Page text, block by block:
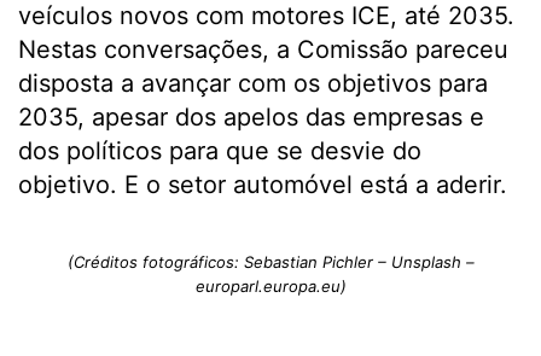
veículos novos com motores ICE, até 2035.
Nestas conversações, a Comissão pareceu
disposta a avançar com os objetivos para
2035, apesar dos apelos das empresas e
dos políticos para que se desvie do
objetivo. E o setor automóvel está a aderir.
(Créditos fotográficos: Sebastian Pichler – Unsplash –
europarl.europa.eu)